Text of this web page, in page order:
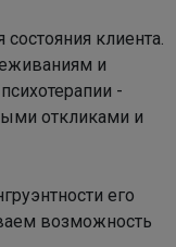
клиента.
и
-
откликами и
его
возможность